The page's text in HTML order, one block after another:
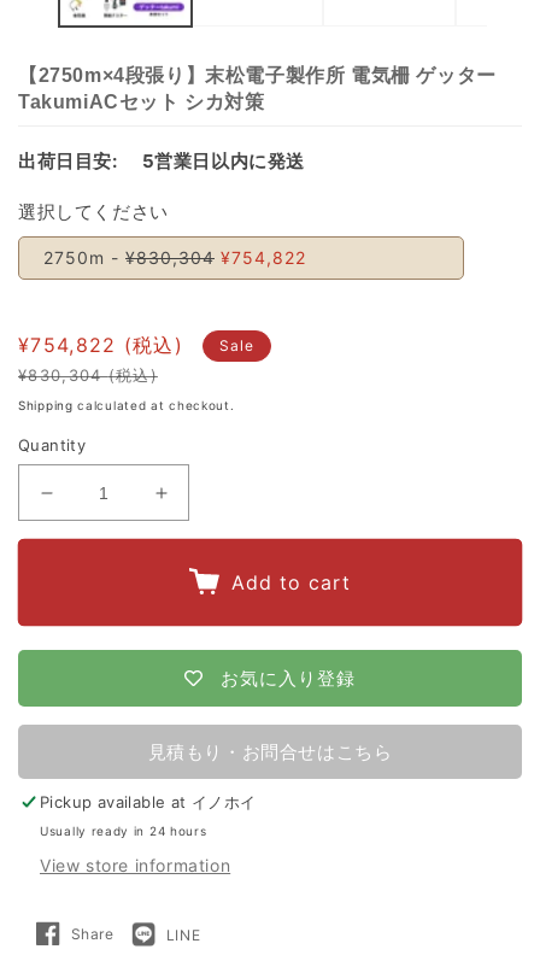
【2750m×4段張り】末松電子製作所 電気柵 ゲッター
TakumiACセット シカ対策
出荷日目安: 5営業日以内に発送
選択してください
2750m - ¥830,304 ¥754,822
Regular
price
¥830,304
Sale
price
¥754,822 Sale
Shipping calculated at checkout.
Quantity
quantity
り】
松
電
製
所
quantity
り】
末
松
電
製
所
Add to cart
お気に入り登録
見積もり・お問合せはこちら
Pickup available at イノホイ
Usually ready in 24 hours
View store information
ShareShare
LINELINE
で